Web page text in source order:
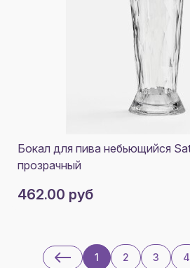
Бокал для пива небьющийся
прозрачный
462.00 руб
1 2 3 4